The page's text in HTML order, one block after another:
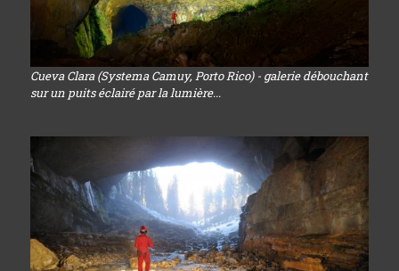
Cueva Clara (Systema Camuy, Porto Rico) - galerie débouchant
sur un puits éclairé par la lumière...